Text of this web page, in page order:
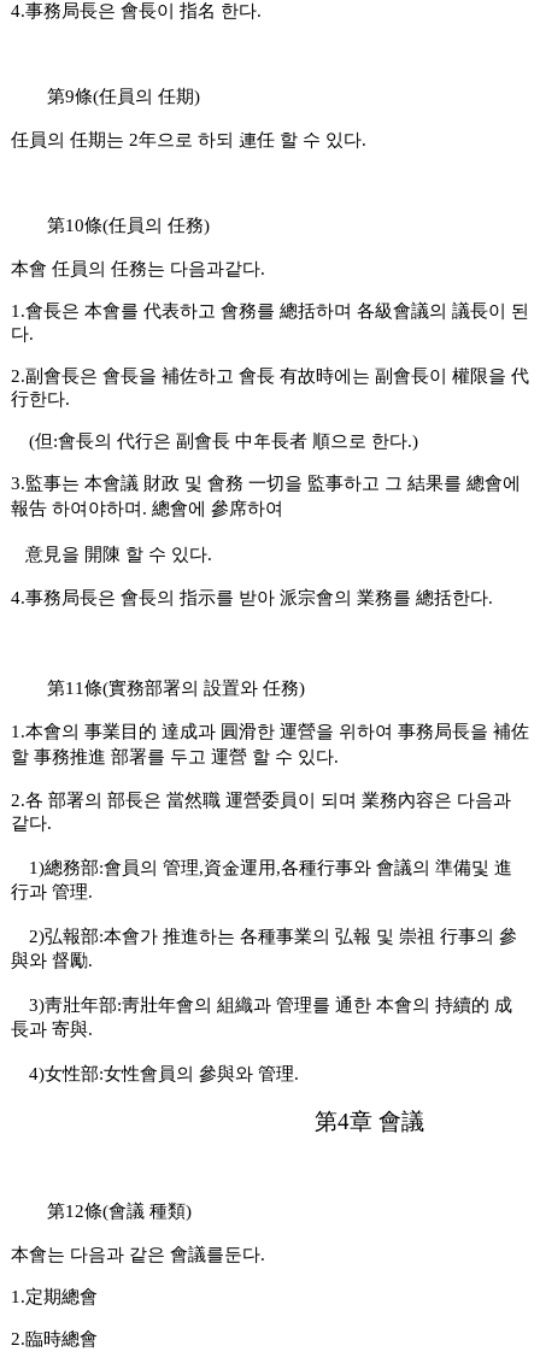
4.事務局長은 會長이 指名 한다.
第9條(任員의 任期)
任員의 任期는 2年으로 하되 連任 할 수 있다.
第10條(任員의 任務)
本會 任員의 任務는 다음과같다.
1.會長은 本會를 代表하고 會務를 總括하며 各級會議의 議長이 된
다.
2.副會長은 會長을 補佐하고 會長 有故時에는 副會長이 權限을 代
行한다.
(但:會長의 代行은 副會長 中年長者 順으로 한다.)
3.監事는 本會議 財政 및 會務 一切을 監事하고 그 結果를 總會에
報告 하여야하며. 總會에 參席하여
意見을 開陳 할 수 있다.
4.事務局長은 會長의 指示를 받아 派宗會의 業務를 總括한다.
第11條(實務部署의 設置와 任務)
1.本會의 事業目的 達成과 圓滑한 運營을 위하여 事務局長을 補佐
할 事務推進 部署를 두고 運營 할 수 있다.
2.各 部署의 部長은 當然職 運營委員이 되며 業務內容은 다음과
같다.
1)總務部:會員의 管理,資金運用,各種行事와 會議의 準備및 進
行과 管理.
2)弘報部:本會가 推進하는 各種事業의 弘報 및 崇祖 行事의 參
與와 督勵.
3)靑壯年部:靑壯年會의 組織과 管理를 通한 本會의 持續的 成
長과 寄與.
4)女性部:女性會員의 參與와 管理.
第4章 會議
第12條(會議 種類)
本會는 다음과 같은 會議를둔다.
1.定期總會
2.臨時總會